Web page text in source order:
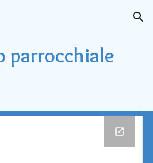
Skip to navigation
parrocchiale